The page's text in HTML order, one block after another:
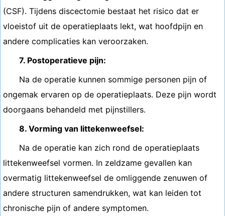
(CSF). Tijdens discectomie bestaat het risico dat er
vloeistof uit de operatieplaats lekt, wat hoofdpijn en
andere complicaties kan veroorzaken.
7. Postoperatieve pijn:
Na de operatie kunnen sommige personen pijn of
ongemak ervaren op de operatieplaats. Deze pijn wordt
doorgaans behandeld met pijnstillers.
8. Vorming van littekenweefsel:
Na de operatie kan zich rond de operatieplaats
littekenweefsel vormen. In zeldzame gevallen kan
overmatig littekenweefsel de omliggende zenuwen of
andere structuren samendrukken, wat kan leiden tot
chronische pijn of andere symptomen.